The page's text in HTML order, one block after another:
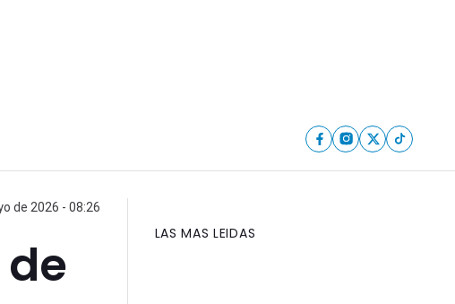
de 2026 - 08:26
LAS MAS LEIDAS